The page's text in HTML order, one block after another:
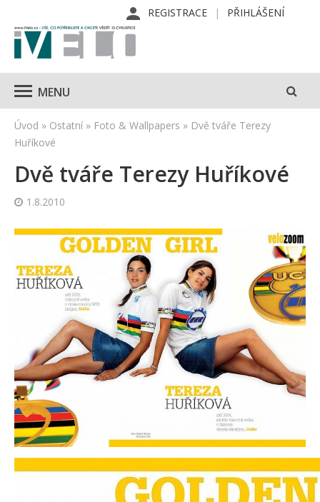
REGISTRACE PŘIHLÁŠENÍ
MENU
Úvod » Ostatní » Foto & Wallpapers » Dvě tváře Terezy
Huříkové
Dvě tváře Terezy Huříkové
1.8.2010